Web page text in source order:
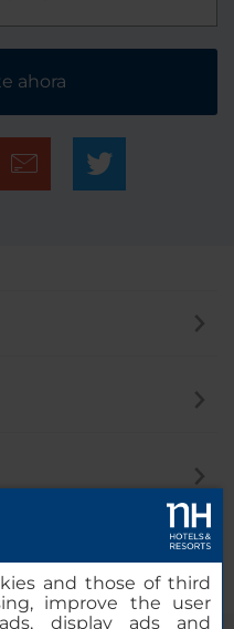
ahora
and those of third
improve the user
display ads and